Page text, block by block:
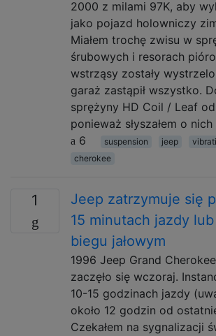
2000 z milami 97K, aby
jako pojazd holowniczy
Miałem trochę zwisu w
śrubowych i resorach
wstrząsy zostały
garaż zastąpił wszystko.
sprężyny HD Coil / Leaf
ponieważ słyszałem o
6
suspension jeep
cherokee
1
Jeep zatrzymuje się
15 minutach jazdy
biegu jałowym
1996 Jeep Grand
zaczęło się wczoraj.
10-15 godzinach jazdy
około 12 godzin od
Czekałem na sygnalizacji